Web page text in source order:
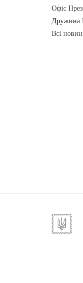
Офіс
Дружина
Всі